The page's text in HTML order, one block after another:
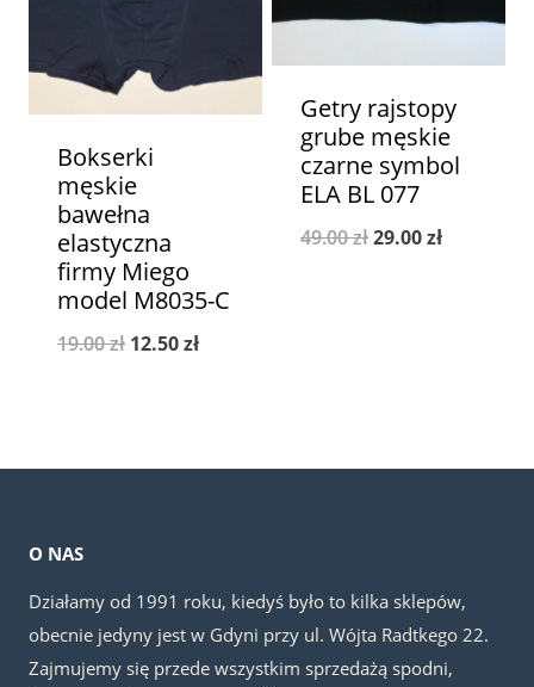
Bokserki
męskie
bawełna
elastyczna
firmy Miego
model M8035-C
19.00zł Pierwotna
12.50złAktualna
Getry rajstopy
grube męskie
czarne symbol
ELA BL 077
49.00złPierwotna
29.00złAktualna
O NAS
Działamy od 1991 roku, kiedyś było to kilka sklepów,
obecnie jedyny jest w Gdyni przy ul. Wójta Radtkego 22.
Zajmujemy się przede wszystkim sprzedażą spodni,